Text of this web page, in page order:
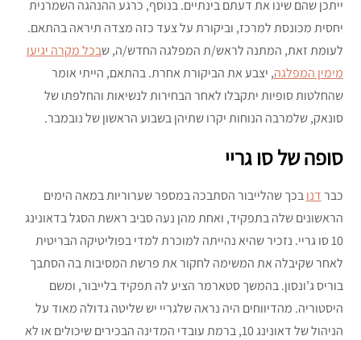
ייתכן שהם שינו את דעתם בינתיים. בנוסף, כרגע ההנהגה השמרנית
יחסית מכונסת למרכז, וביקורת על צעד כזה מצדה תיראה בהתאם.
לעומת זאת, המתנה לראש/ת המפלגה החדש/ה, שבכל מקרה יגיעו
מימין המפלגה, יצבע את הביקורת אחרת. בהתאם, הייתי אומר
שהחלטות סופיות יתקבלו לאחר הבחירות לנשיאות והחלפתו של
סונאק, שלמרבה הנוחות יקרו שתיהן בשבוע הראשון של נובמבר.
סופה של סו גריי
כברדנובכך שהלייבור הסתבכה במספר שערוריות במאה הימים
הראשונים שלה בתפקיד, ואחת מהן נעה סביב ראשת הסגל בדאונינג
10 סו גריי. נזכיר שהיא נהייתה למוכרת למדי בפוליטיקה הבריטית
לאחר שקיבלה את המשימה לחקור את פרשת המסיבות בה הסתבך
בוריס ג’ונסון. בהמשך סטארמר הציע לה תפקיד בלייבור, ומשם
היסטוריה. מהדיווחים היה נראה שלגריי יש שליטה גדולה מאוד על
הניהול של דאונינג 10, ברמת עובדי המדינה הבכירים שיכולים או לא